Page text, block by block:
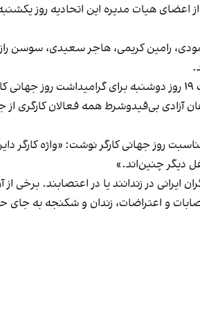
اعضای هیات مدیره این اتحادیه روز
رامین کریمی، هاجر سعیدی، سوسن
آزادی بی‌قیدوشرط همه‌ فعالان کارگری
جهانی کارگر نوشت: «واژه‌ کارگر
دیگر چنین‌اند.»
ایرانی در زندانند یا در اعتصابند.
و اعتراضات، زندان و شکنجه به جای